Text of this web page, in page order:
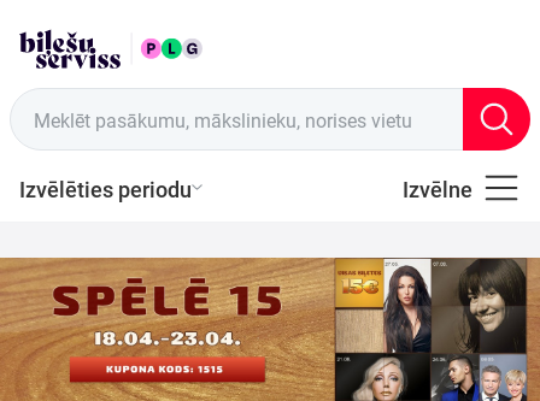
Meklēt pasākumu, mākslinieku, norises vietu
Izvēlēties periodu Izvēlne
LAT Tirdzniecības vietas
Latviešu
Mūzika
Mūzika